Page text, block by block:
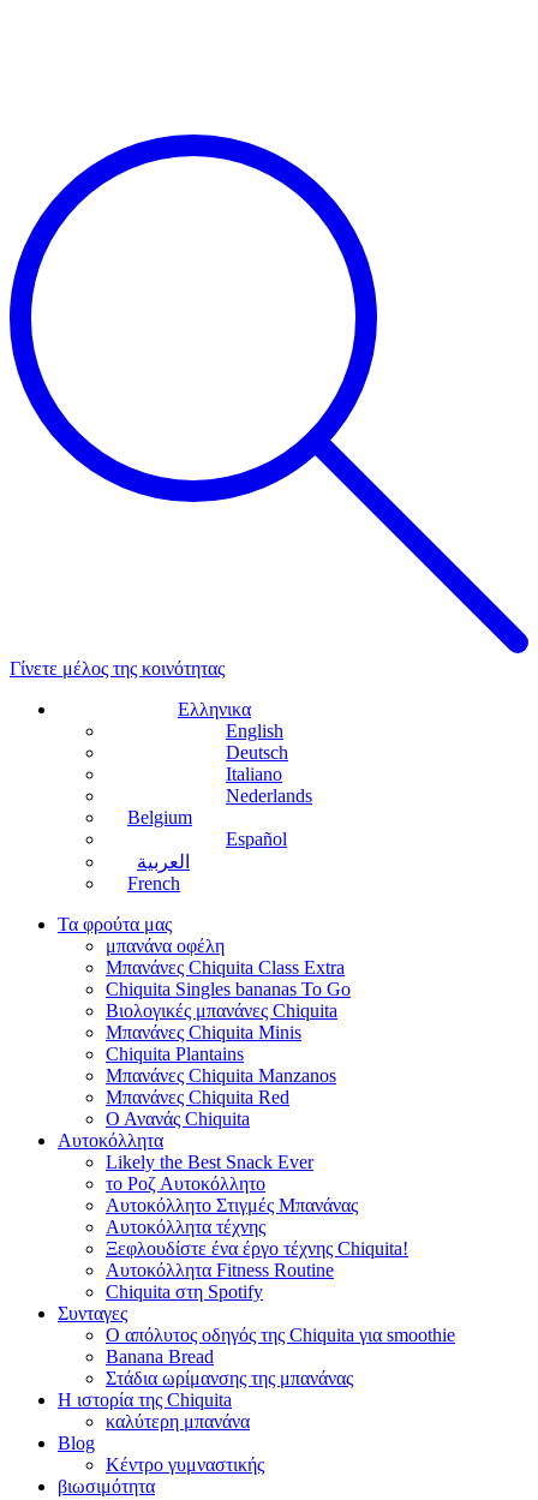
Γίνετε μέλος της κοινότητας
Ελληνικα
English
Deutsch
Italiano
Nederlands
Belgium
Español
العربية
French
Τα φρούτα μας
μπανάνα οφέλη
Μπανάνες Chiquita Class Extra
Chiquita Singles bananas To Go
Βιολογικές μπανάνες Chiquita
Μπανάνες Chiquita Minis
Chiquita Plantains
Μπανάνες Chiquita Manzanos
Μπανάνες Chiquita Red
Ο Ανανάς Chiquita
Αυτοκόλλητα
Likely the Best Snack Ever
το Ροζ Αυτοκόλλητο
Αυτοκόλλητο Στιγμές Μπανάνας
Αυτοκόλλητα τέχνης
Ξεφλουδίστε ένα έργο τέχνης Chiquita!
Αυτοκόλλητα Fitness Routine
Chiquita στη Spotify
Συνταγες
Ο απόλυτος οδηγός της Chiquita για smoothie
Banana Bread
Στάδια ωρίμανσης της μπανάνας
Η ιστορία της Chiquita
καλύτερη μπανάνα
Blog
Κέντρο γυμναστικής
βιωσιμότητα